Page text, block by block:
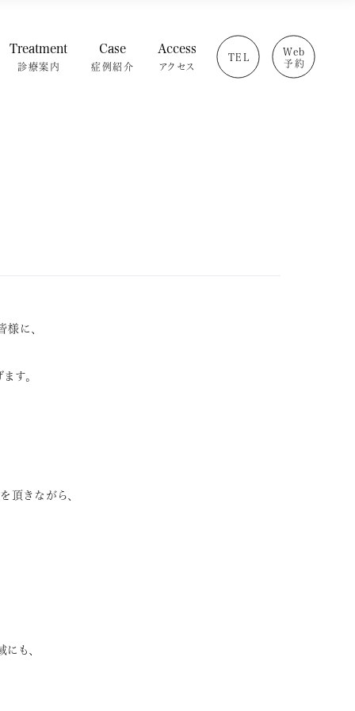
Treatment
診療案内
Case
症例紹介
Access
アクセス
TEL
Web
予約
に、
す。
きながら、
も、